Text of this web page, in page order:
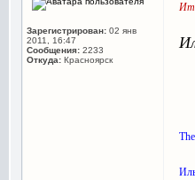
Зарегистрирован: 02 янв
2011, 16:47
Сообщения: 2233
Откуда: Красноярск